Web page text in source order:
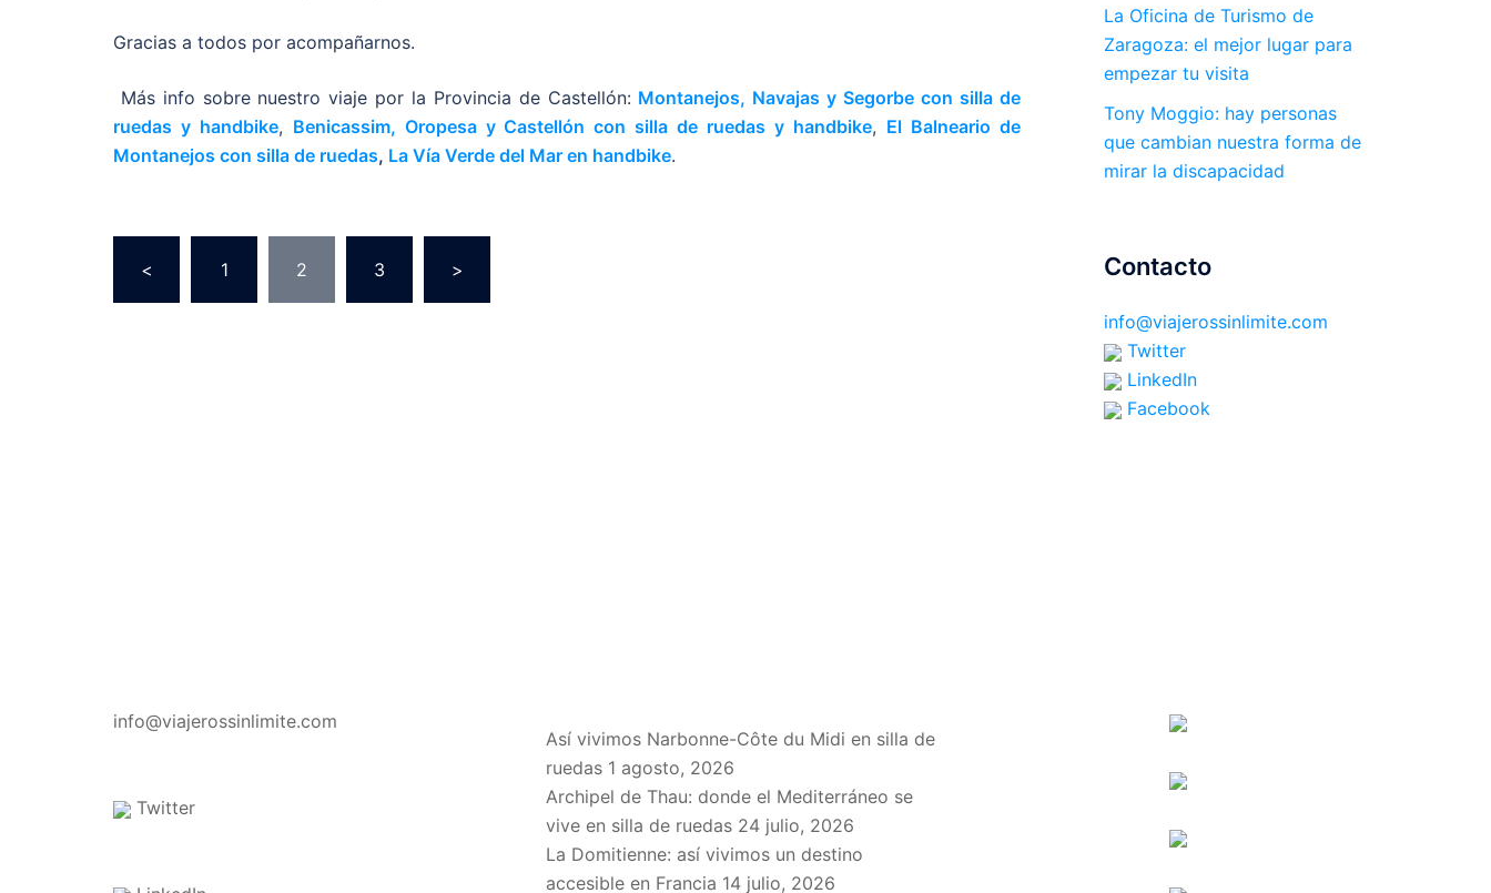
Gracias a todos por acompañarnos.
Más info sobre nuestro viaje por la Provincia de Castellón: Montanejos, Navajas y Segorbe con silla de
ruedas y handbike, Benicassim, Oropesa y Castellón con silla de ruedas y handbike, El Balneario de
Montanejos con silla de ruedas, La Vía Verde del Mar en handbike.
< 1 2 3 >
La Oficina de Turismo de
Zaragoza: el mejor lugar para
empezar tu visita
Tony Moggio: hay personas
que cambian nuestra forma de
mirar la discapacidad
Contacto
info@viajerossinlimite.com
Twitter
LinkedIn
Facebook
info@viajerossinlimite.com
Twitter
Así vivimos Narbonne-Côte du Midi en silla de
ruedas 1 agosto, 2026
Archipel de Thau: donde el Mediterráneo se
vive en silla de ruedas 24 julio, 2026
La Domitienne: así vivimos un destino
accesible en Francia 14 julio, 2026